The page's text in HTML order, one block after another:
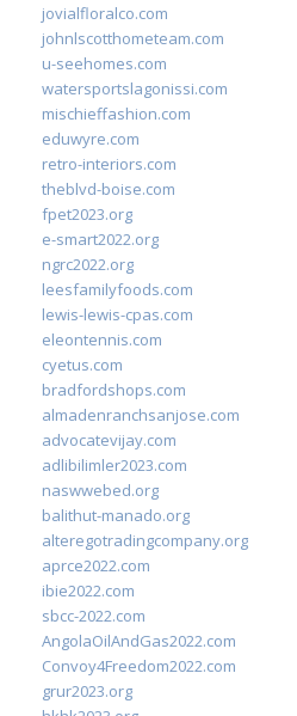
jovialfloralco.com
johnlscotthometeam.com
u-seehomes.com
watersportslagonissi.com
mischieffashion.com
eduwyre.com
retro-interiors.com
theblvd-boise.com
fpet2023.org
e-smart2022.org
ngrc2022.org
leesfamilyfoods.com
lewis-lewis-cpas.com
eleontennis.com
cyetus.com
bradfordshops.com
almadenranchsanjose.com
advocatevijay.com
adlibilimler2023.com
naswwebed.org
balithut-manado.org
alteregotradingcompany.org
aprce2022.com
ibie2022.com
sbcc-2022.com
AngolaOilAndGas2022.com
Convoy4Freedom2022.com
grur2023.org